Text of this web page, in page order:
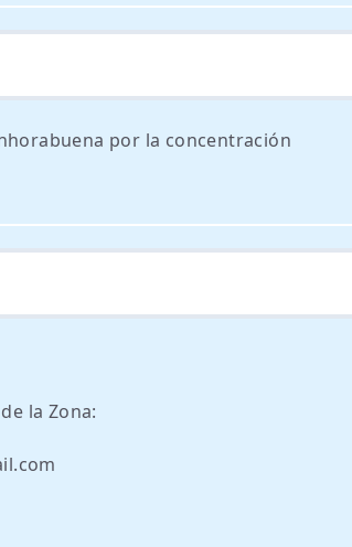
por la concentración
la Zona: